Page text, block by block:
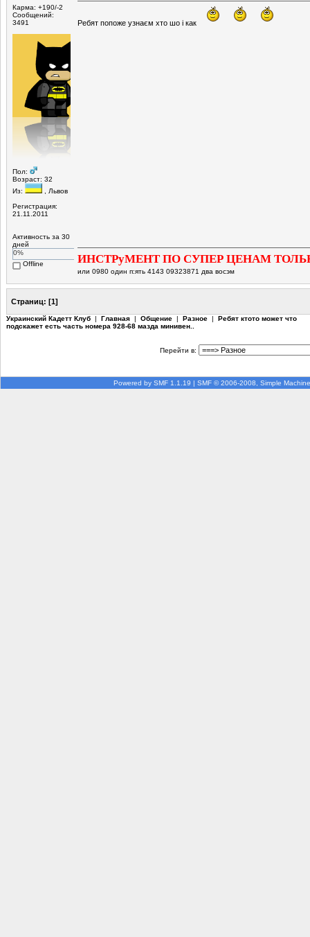
Карма: +190/-2
Сообщений:
3491
Пол:
Возраст: 32
Из:
, Львов
Регистрация:
21.11.2011
Активность за 30
дней
0%
Offline
Ребят попоже узнаєм хто шо і как
ИНСТРуМЕНТ ПО СУПЕР ЦЕНАМ
или 0980 один п:ять 4143 09323871 два восэм
Страниц: [1]
Украинский Кадетт Клуб | Главная | Общение | Разное | Ребят ктото может что
подскажет есть часть номера 928-68 мазда минивен..
Перейти в:
Powered by SMF 1.1.19 | SMF © 2006-2008, Simple